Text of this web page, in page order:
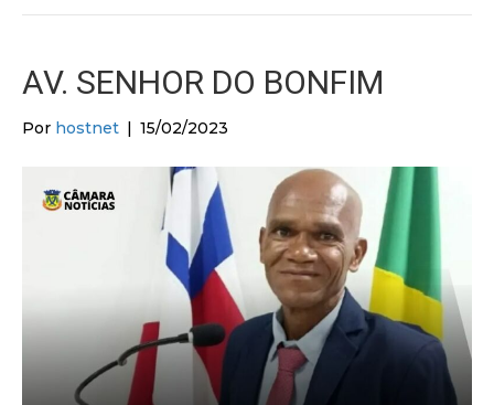
AV. SENHOR DO BONFIM
Por hostnet | 15/02/2023